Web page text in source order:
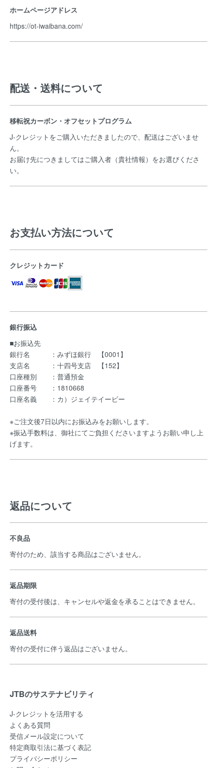
ホームページアドレス
https://ot-iwaibana.com/
配送・送料について
移転祝カーボン・オフセットプログラム
J-クレジットをご購入いただきましたので、配送はございませ
ん。
お届け先につきましてはご購入者（貴社情報）をお選びくださ
い。
お支払い方法について
クレジットカード
銀行振込
■お振込先
銀行名 ：みずほ銀行 【0001】
支店名 ：十四号支店 【152】
口座種別 ：普通預金
口座番号 ：1810668
口座名義 ：カ）ジェイテイービー
※ご注文後7日以内にお振込みをお願いします。
※振込手数料は、御社にてご負担くださいますようお願い申し上
げます。
返品について
不良品
寄付のため、該当する商品はございません。
返品期限
寄付の受付後は、キャンセルや返金を承ることはできません。
返品送料
寄付の受付に伴う返品はございません。
JTBのサステナビリティ
J-クレジットを活用する
よくある質問
受信メール設定について
特定商取引法に基づく表記
プライバシーポリシー